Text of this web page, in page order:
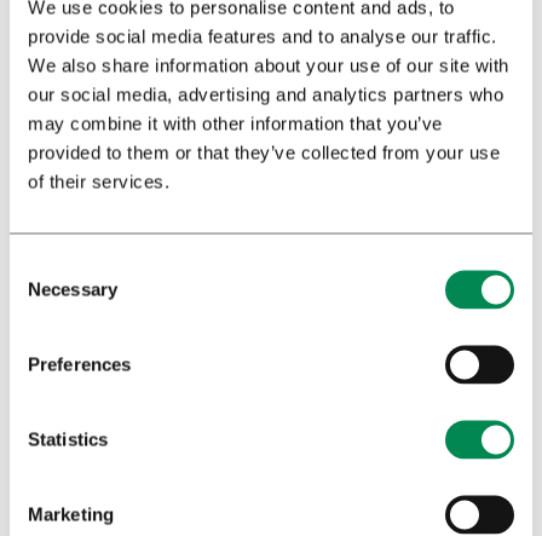
We use cookies to personalise content and ads, to
provide social media features and to analyse our traffic.
We also share information about your use of our site with
our social media, advertising and analytics partners who
may combine it with other information that you’ve
provided to them or that they’ve collected from your use
of their services.
Necessary
Preferences
Statistics
Marketing
Dosaggio della cannabis
Info medica sulla cannabis
Ricerca sulla cannabis
Per favore completi il formulario e prema invia per iscriversi alla